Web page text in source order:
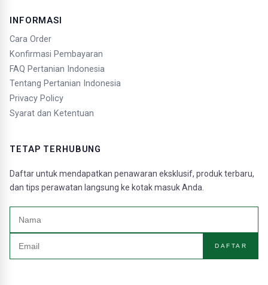
INFORMASI
Cara Order
Konfirmasi Pembayaran
FAQ Pertanian Indonesia
Tentang Pertanian Indonesia
Privacy Policy
Syarat dan Ketentuan
TETAP TERHUBUNG
Daftar untuk mendapatkan penawaran eksklusif, produk terbaru,
dan tips perawatan langsung ke kotak masuk Anda.
DAFTAR